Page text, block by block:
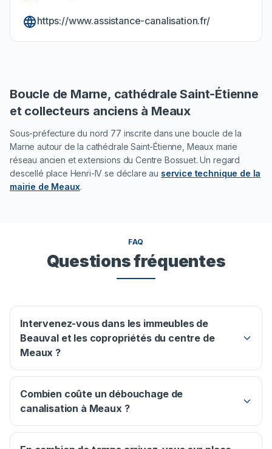
https://www.assistance-canalisation.fr/
Boucle de Marne, cathédrale Saint-Étienne
et collecteurs anciens à Meaux
Sous-préfecture du nord 77 inscrite dans une boucle de la
Marne autour de la cathédrale Saint-Étienne, Meaux marie
réseau ancien et extensions du Centre Bossuet. Un regard
descellé place Henri-IV se déclare au service technique de la
mairie de Meaux.
FAQ
Questions fréquentes
Intervenez-vous dans les immeubles de
Beauval et les copropriétés du centre de
Meaux ?
Combien coûte un débouchage de
canalisation à Meaux ?